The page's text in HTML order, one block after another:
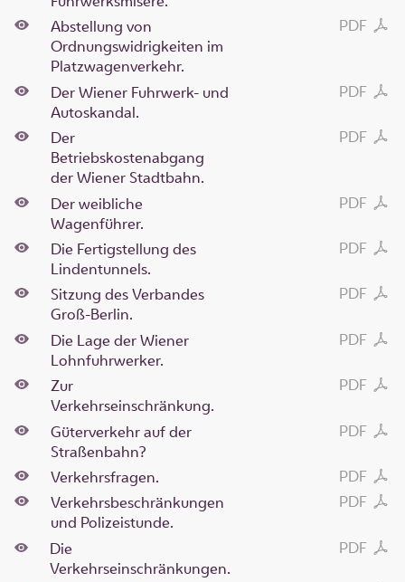
PDF
Abstellung von
Ordnungswidrigkeiten im
Platzwagenverkehr.
PDF
Der Wiener Fuhrwerk- und
Autoskandal.
PDF
Der
Betriebskostenabgang
der Wiener Stadtbahn.
PDF
Der weibliche
Wagenführer.
PDF
Die Fertigstellung des
Lindentunnels.
PDF
Sitzung des Verbandes
Groß-Berlin.
PDF
Die Lage der Wiener
Lohnfuhrwerker.
PDF
Zur
Verkehrseinschränkung.
PDF
Güterverkehr auf der
Straßenbahn?
PDF
Verkehrsfragen.
PDF
Verkehrsbeschränkungen
und Polizeistunde.
PDF
Die
Verkehrseinschränkungen.